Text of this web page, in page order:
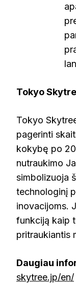
Tokyo
Tokyo
pagerinti
kokybę po
nutraukimo
simbolizuoja
technologinį
inovacijoms.
funkciją kaip
pritraukiantis
Daugiau
skytree.jp/en/